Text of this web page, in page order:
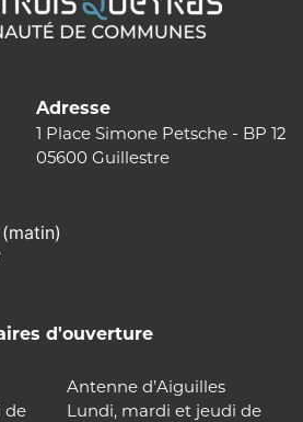
Adresse
1 Place Simone Petsche - BP 12
05600 Guillestre
d'ouverture
de
Antenne d’Aiguilles
Lundi, mardi et jeudi de